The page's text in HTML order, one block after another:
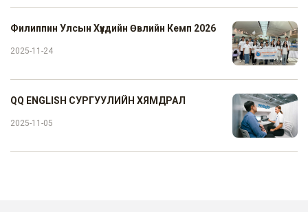
Филиппин Улсын Хүүхдийн Өвлийн Кемп 2026
2025-11-24
QQ ENGLISH СУРГУУЛИЙН ХЯМДРАЛ
2025-11-05